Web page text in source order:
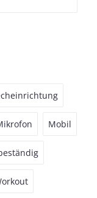
Mobil